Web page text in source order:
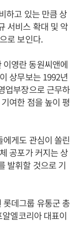
하고 있는 만큼 상
서비스 확대 및 악
로 보인다.
영란 동원씨앤에
상무보는 1992년
업부장으로 근무하
여한 점을 높이 평
게도 관심이 쏠린
공포가 커지는 상
발휘할 것으로 기
롯데그룹 유통군 총
엘코리아 대표이